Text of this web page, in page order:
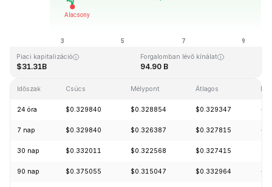
Utolsó frissítés: 2026-08-09, 13:52 GMT+0
Piaci kapitalizáció
$31.31B
Forgalomban lévő kínálat
94.90 B
Időszak Csúcs Mélypont Átlagos
24 óra $0.329840 $0.328854 $0.329347
7 nap $0.329840 $0.326387 $0.327815
30 nap $0.332011 $0.322568 $0.327415 -
90 nap $0.375055 $0.315047 $0.332964